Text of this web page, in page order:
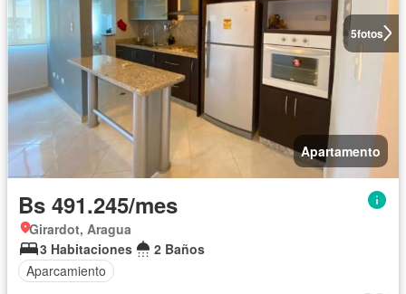
5fotos
Apartamento
Bs 491.245/mes
Girardot, Aragua
3 Habitaciones
2 Baños
Aparcamiento